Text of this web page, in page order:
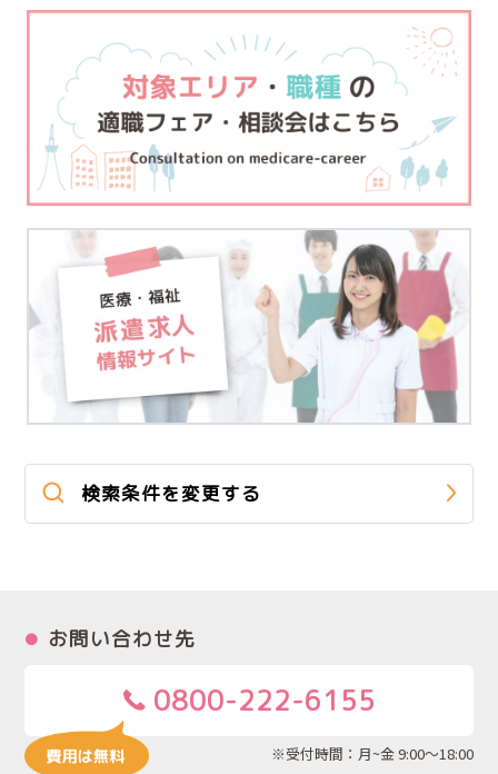
検索条件を変更する
お問い合わせ先
0800-222-6155
※受付時間：月~金 9:00～18:00